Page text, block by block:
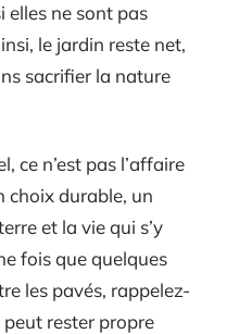
elles ne sont pas
le jardin reste net,
sacrifier la nature
ce n’est pas l’affaire
choix durable, un
et la vie qui s’y
fois que quelques
les pavés, rappelez-
rester propre